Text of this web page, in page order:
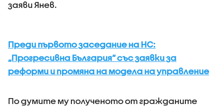
заяви Янев.
Преди първото заседание на НС:
„Прогресивна България“ със заявки за
реформи и промяна на модела на управление
По думите му полученото от гражданите